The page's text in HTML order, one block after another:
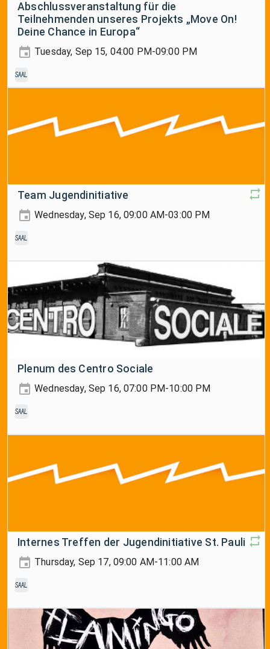
Abschlussveranstaltung für die
Teilnehmenden unseres Projekts „Move On!
Deine Chance in Europa“
Tuesday, Sep 15, 04:00 PM-09:00 PM
Saal
Team Jugendinitiative
Wednesday, Sep 16, 09:00 AM-03:00 PM
Saal
Plenum des Centro Sociale
Wednesday, Sep 16, 07:00 PM-10:00 PM
Saal
Internes Treffen der Jugendinitiative St. Pauli
Thursday, Sep 17, 09:00 AM-11:00 AM
Saal